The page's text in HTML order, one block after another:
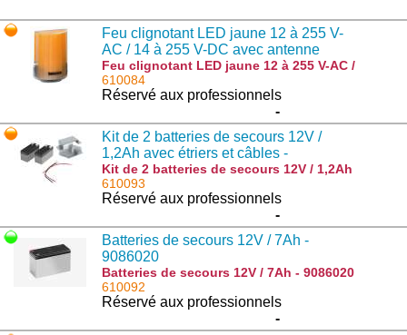
Feu clignotant LED jaune 12 à 255 V-
AC / 14 à 255 V-DC avec antenne
intégrée - 953407137
Feu clignotant LED jaune 12 à 255 V-AC /
14 à 255 V-DC avec antenne intégrée -
953407137 : STAR.O
610084
Réservé aux professionnels
-
Kit de 2 batteries de secours 12V /
1,2Ah avec étriers et câbles -
952002910
Kit de 2 batteries de secours 12V / 1,2Ah
avec étriers et câbles - 952002910 :
SAM.BAT
610093
Réservé aux professionnels
-
Batteries de secours 12V / 7Ah -
9086020
Batteries de secours 12V / 7Ah - 9086020
: DA.BT6
610092
Réservé aux professionnels
-